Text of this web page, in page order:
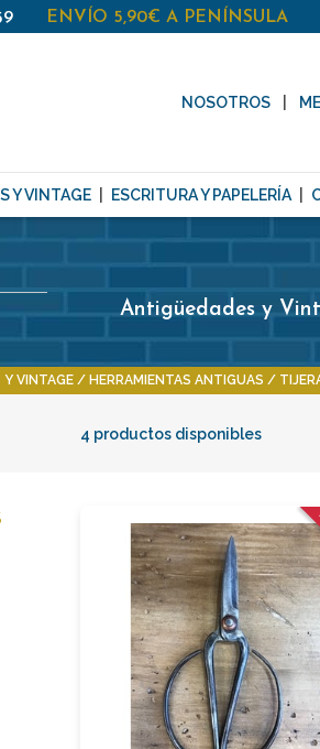
ENVÍO 5,90€ A PENÍNSULA
NOSOTROS
Y VINTAGE ESCRITURA Y PAPELERÍA
Antigüedades y
VINTAGE HERRAMIENTAS ANTIGUAS
4 productos disponibles